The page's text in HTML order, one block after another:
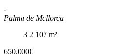
-
Palma de Mallorca
3 2 107 m²
650.000€